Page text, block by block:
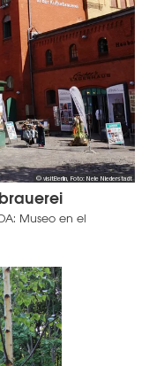
© visitBerlin, Foto: Nele Niederstadt
Museo en el